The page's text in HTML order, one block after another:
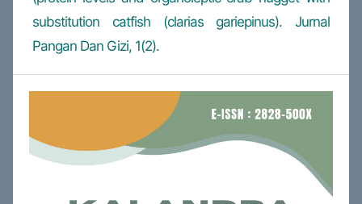
substitution catfish (clarias gariepinus). Jurnal
Pangan Dan Gizi, 1(2).